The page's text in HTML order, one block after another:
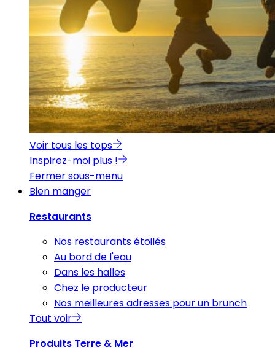
Voir tous les tops
Inspirez-moi plus !
Fermer sous-menu
Bien manger
Restaurants
Nos restaurants étoilés
Au bord de l'eau
Dans les halles
Chez le producteur
Nos meilleures adresses pour un brunch
Tout voir
Produits Terre & Mer